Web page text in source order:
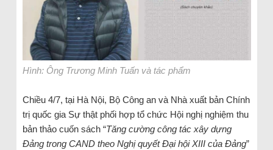
Hình: Ông Trương Minh Tuấn và tác phẩm
Chiều 4/7, tại Hà Nội, Bộ Công an và Nhà xuất bản Chính
trị quốc gia Sự thật phối hợp tổ chức Hội nghị nghiệm thu
bản thảo cuốn sách “Tăng cường công tác xây dựng
Đảng trong CAND theo Nghị quyết Đại hội XIII của Đảng”